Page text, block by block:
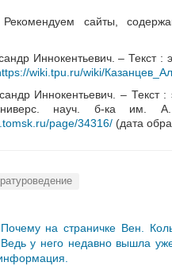
Рекомендуем сайты,
Иннокентьевич. – Текст
wiki.tpu.ru/wiki/
Иннокентьевич. – Текст
науч. б-ка им.
page/34316/ (дата
на страничке Вен.
у него недавно вышла